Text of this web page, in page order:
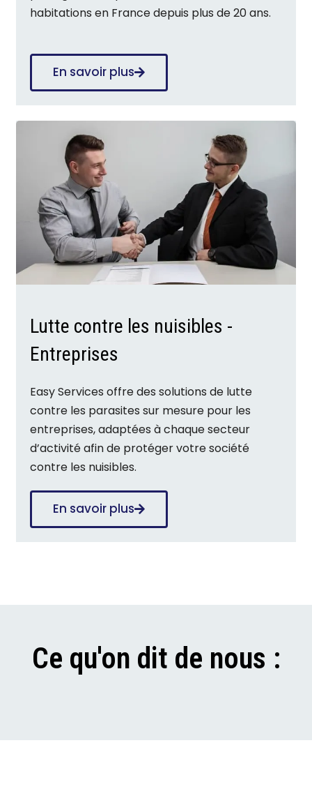
habitations en France depuis plus de 20 ans.
En savoir plus
Lutte contre les nuisibles -
Entreprises
Easy Services offre des solutions de lutte
contre les parasites sur mesure pour les
entreprises, adaptées à chaque secteur
d’activité afin de protéger votre société
contre les nuisibles.
En savoir plus
Ce qu'on dit de nous :